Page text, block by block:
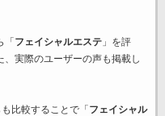
「 フェイシャルエステ」を評
実際のユーザーの声も掲載し
比較することで「 フェイシャル